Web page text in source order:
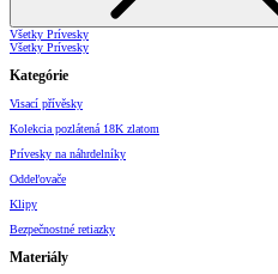
Všetky Prívesky
Všetky Prívesky
Kategórie
Visací přívěsky
Kolekcia pozlátená 18K zlatom
Prívesky na náhrdelníky
Oddeľovače
Klipy
Bezpečnostné retiazky
Materiály